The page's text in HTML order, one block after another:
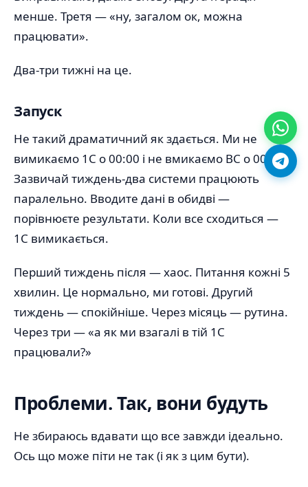
менше. Третя — «ну, загалом ок, можна
працювати».
Два-три тижні на це.
Запуск
Не такий драматичний як здається. Ми не
вимикаємо 1С о 00:00 і не вмикаємо BC о 00:01.
Зазвичай тиждень-два системи працюють
паралельно. Вводите дані в обидві —
порівнюєте результати. Коли все сходиться —
1С вимикається.
Перший тиждень після — хаос. Питання кожні 5
хвилин. Це нормально, ми готові. Другий
тиждень — спокійніше. Через місяць — рутина.
Через три — «а як ми взагалі в тій 1С
працювали?»
Проблеми. Так, вони будуть
Не збираюсь вдавати що все завжди ідеально.
Ось що може піти не так (і як з цим бути).